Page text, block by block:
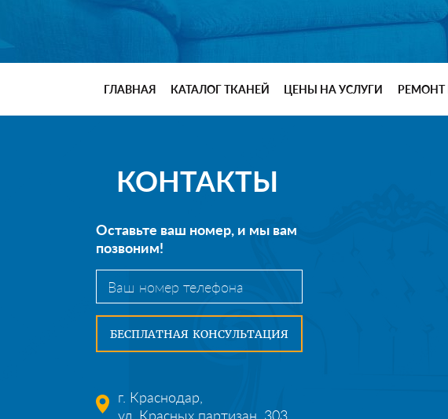
ГЛАВНАЯ КАТАЛОГ ТКАНЕЙ ЦЕНЫ НА УСЛУГИ РЕМОНТ
КОНТАКТЫ
Оставьте ваш номер, и мы вам
позвоним!
г. Краснодар,
ул. Красных партизан, 303